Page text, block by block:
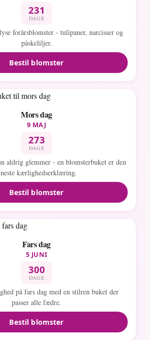
231
DAGE
forårsblomster - tulipaner, narcisser og
påskeliljer.
Bestil blomster
Mors dag
9 MAJ
273
DAGE
aldrig glemmer - en blomsterbuket er den
kærlighedserklæring.
Bestil blomster
Fars dag
5 JUNI
300
DAGE
på fars dag med en stilren buket der
passer alle fædre.
Bestil blomster